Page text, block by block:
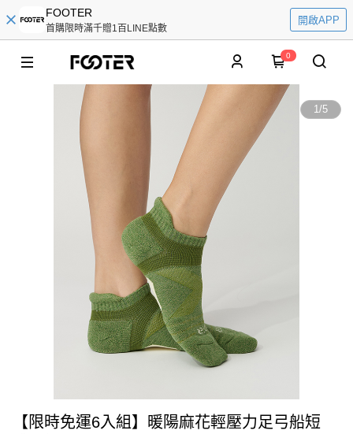
FOOTER
首購限時滿千贈1百LINE點數
開啟APP
0
1/5
【限時免運6入組】暖陽麻花輕壓力足弓船短